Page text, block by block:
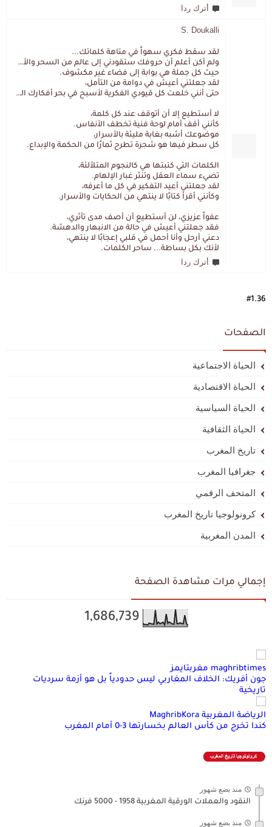
أترك ردا
S. Doukalli
لقد سقط فكري سهواً في متاهة كلماتك...
ولم أكن أعلم أن حروفك ستقودني إلى عالم من السحر والألغاز،
حيث كل جملة هي بوابة إلى فضاء غير مكشوف.
لقد جعلتني أعيش في دوامة من التأمل،
حتى أنني خلعت كل قيودي الفكرية لأسبح في بحر أفكارك العميق.
لا أستطيع إلا أن أتوقف عند كل كلمة،
كأنني أقف أمام لوحة فنية تخطف الأنفاس.
موضوعك أشبه بغابة مليئة بالأسرار،
كل سطر فيها هو شجرة تطرح ثمارًا من الحكمة والإبداع.
الكلمات التي كتبتها هي كالنجوم المتلألئة،
تضيء سماء العقل وتنثر غبار الإلهام.
لقد جعلتني أعيد التفكير في كل ما أعرفه،
وكأنني أقرأ كتابًا لا ينتهي من الحكايات والأسرار.
عفواً عزيزي، لن أستطيع أن أصف مدى تأثري،
فقد جعلتني أعيش في حالة من الانبهار والدهشة.
دعني أرحل وأنا أحمل في قلبي إعجابًا لا ينتهي،
لأنك بكل بساطة... ساحر الكلمات.
أترك ردا
#1.36
الصفحات
الحياة الاجتماعية
الحياة الاقتصادية
الحياة السياسية
الحياة الثقافية
تاريخ المغرب
جغرافيا المغرب
المتحف الرقمي
كرونولوجيا تاريخ المغرب
المدن المغربية
إجمالي مرات مشاهدة الصفحة
1,686,739
maghribtimes مغربتايمز
جون أفريك: الخلاف المغاربي ليس حدودياً بل هو أزمة سرديات
تاريخية
الرياضة المغربية MaghribKora
كندا تخرج من كأس العالم بخسارتها 3-0 أمام المغرب
منذ بضع شهور
النقود والعملات الورقية المغربية 1958 - 5000 فرنك
منذ بضع شهور